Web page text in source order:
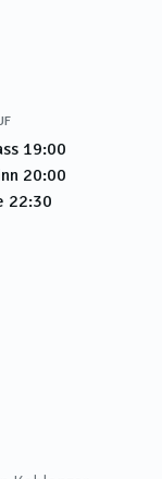
19:00
20:00
22:30